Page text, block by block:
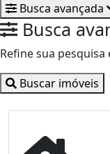
Busca avançada
Busca
Refine sua
Buscar imóveis